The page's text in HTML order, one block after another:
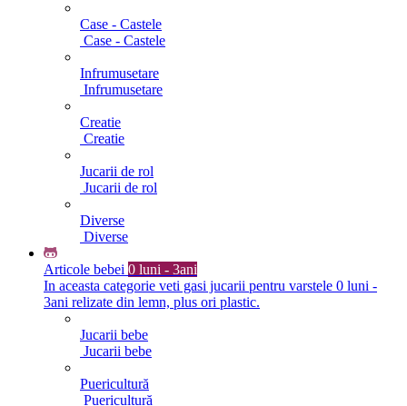
Case - Castele
Case - Castele
Infrumusetare
Infrumusetare
Creatie
Creatie
Jucarii de rol
Jucarii de rol
Diverse
Diverse
Articole bebei 0 luni - 3ani
In aceasta categorie veti gasi jucarii pentru varstele 0 luni -
3ani relizate din lemn, plus ori plastic.
Jucarii bebe
Jucarii bebe
Puericultură
Puericultură